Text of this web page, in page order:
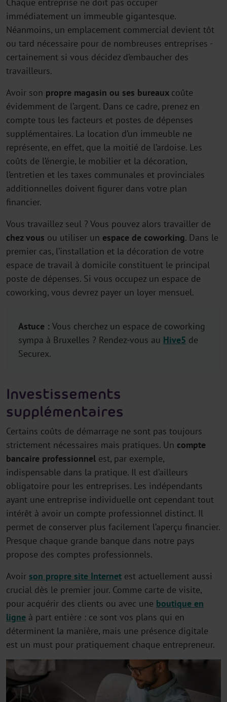
immédiatement un immeuble gigantesque.
Néanmoins, un emplacement commercial devient tôt
ou tard nécessaire pour de nombreuses entreprises -
certainement si vous décidez d’embaucher des
travailleurs.
Avoir son propre magasin ou ses bureaux coûte
évidemment de l’argent. Dans ce cadre, prenez en
compte tous les facteurs et postes de dépenses
supplémentaires. La location d’un immeuble ne
représente, en effet, que la moitié de l’ardoise. Les
coûts de l’énergie, le mobilier et la décoration,
l’entretien et les taxes communales et provinciales
additionnelles doivent figurer dans votre plan
financier.
Vous travaillez seul ? Vous pouvez alors travailler de
chez vous ou utiliser un espace de coworking. Dans le
premier cas, l’installation et la décoration de votre
espace de travail à domicile constituent le principal
poste de dépenses. Si vous occupez un espace de
coworking, vous devrez payer un loyer mensuel.
Astuce : Vous cherchez un espace de coworking
sympa à Bruxelles ? Rendez-vous au Hive5 de
Securex.
Investissements
supplémentaires
Certains coûts de démarrage ne sont pas toujours
strictement nécessaires mais pratiques. Un compte
bancaire professionnel est, par exemple,
indispensable dans la pratique. Il est d’ailleurs
obligatoire pour les entreprises. Les indépendants
ayant une entreprise individuelle ont cependant tout
intérêt à avoir un compte professionnel distinct. Il
permet de conserver plus facilement l’aperçu financier.
Presque chaque grande banque dans notre pays
propose des comptes professionnels.
Avoir son propre site Internet est actuellement aussi
crucial dès le premier jour. Comme carte de visite,
pour acquérir des clients ou avec une boutique en
ligne à part entière : ce sont vos plans qui en
déterminent la manière, mais une présence digitale
est un must pour pratiquement chaque entrepreneur.